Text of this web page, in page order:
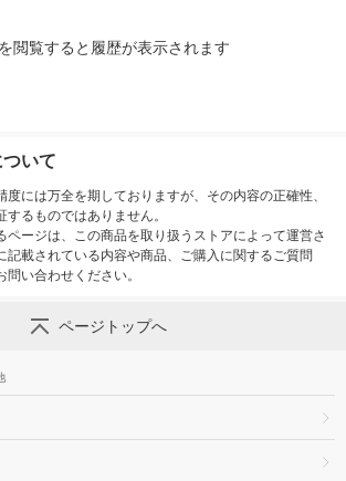
閲覧すると履歴が表示されます
いて
度には万全を期しておりますが、その内容の正確性、
るものではありません。
ページは、この商品を取り扱うストアによって運営さ
記載されている内容や商品、ご購入に関するご質問
い合わせください。
ページトップへ